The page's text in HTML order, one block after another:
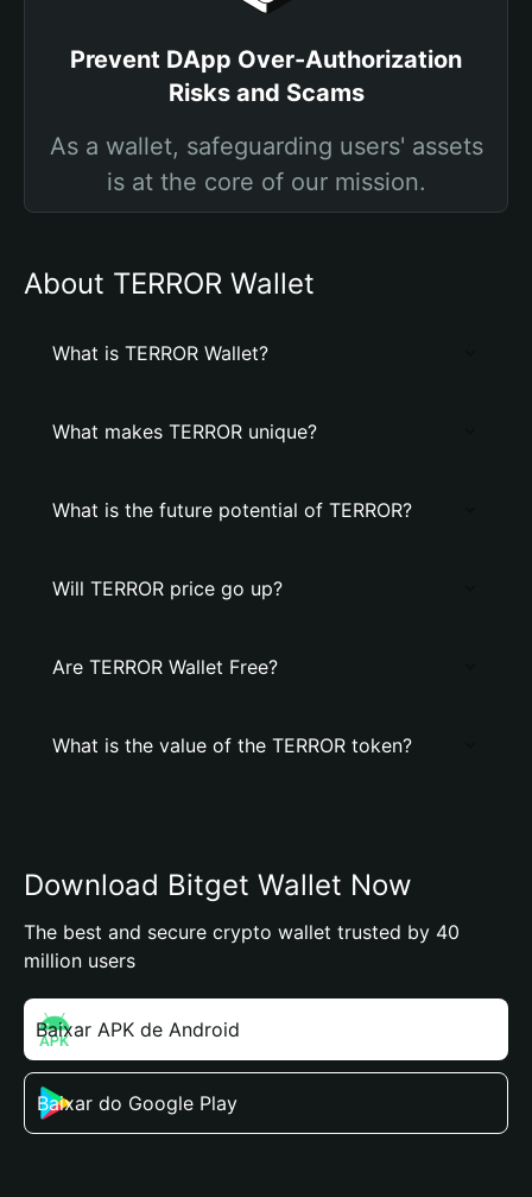
Prevent DApp Over-Authorization
Risks and Scams
As a wallet, safeguarding users' assets
is at the core of our mission.
About TERROR Wallet
What is TERROR Wallet?
What makes TERROR unique?
What is the future potential of TERROR?
Will TERROR price go up?
Are TERROR Wallet Free?
What is the value of the TERROR token?
Download Bitget Wallet Now
The best and secure crypto wallet trusted by 40
million users
Baixar APK de Android
Baixar do Google Play